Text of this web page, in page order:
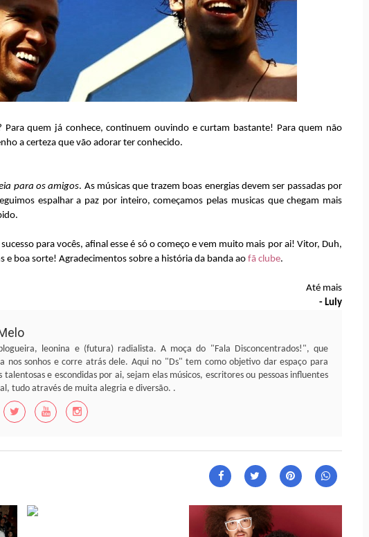
Para quem já conhece, continuem ouvindo e curtam bastante! Para quem não
a certeza que vão adorar ter conhecido.
para os amigos. As músicas que trazem boas energias devem ser passadas por
espalhar a paz por inteiro, começamos pelas musicas que chegam mais
para vocês, afinal esse é só o começo e vem muito mais por ai! Vitor, Duh,
e boa sorte! Agradecimentos sobre a história da banda ao fã clube.
Até mais
- Luly
leonina e (futura) radialista. A moça do "Fala Disconcentrados!", que
nos sonhos e corre atrás dele. Aqui no "Ds" tem como objetivo dar espaço para
talentosas e escondidas por ai, sejam elas músicos, escritores ou pessoas influentes
tudo através de muita alegria e diversão. .